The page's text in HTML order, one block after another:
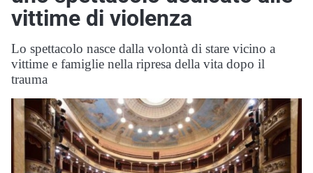
vittime di violenza
Lo spettacolo nasce dalla volontà di stare vicino a
vittime e famiglie nella ripresa della vita dopo il
trauma